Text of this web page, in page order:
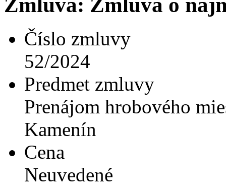
Zmluva: Zmluva o
Číslo zmluvy
52/2024
Predmet zmluvy
Prenájom hrobového
Kamenín
Cena
Neuvedené